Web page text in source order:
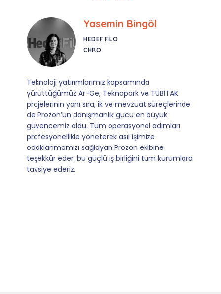
Ebru Kural
CORESYS
SATIŞ YÖNETICISI
Mevzuata uyum, başvuru ve izleme adımlarında
sağladıkları kusursuz yönlendirme sayesinde artık
operasyonlarımızı sıfır kaygı ve tam güvenle
yürütüyoruz. İş birliğimizi bizim için asıl değerli
kılan ise; ihtiyaç duyduğumuz her an ulaşılabilir
olmaları ve sorularımıza aldığımız hızlı geri
dönüşler.